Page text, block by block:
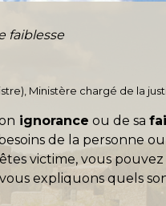
faiblesse
Ministère chargé de la
ignorance ou de sa
de la personne
victime, vous pouvez
expliquons quels